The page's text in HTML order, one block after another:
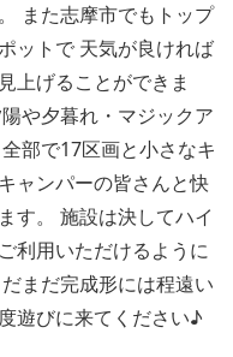
また志摩市でもトップ
ットで 天気が良ければ
上げることができま
や夕暮れ・マジックア
部で17区画と小さなキ
ャンパーの皆さんと快
す。 施設は決してハイ
利用いただけるように
まだ完成形には程遠い
遊びに来てください♪